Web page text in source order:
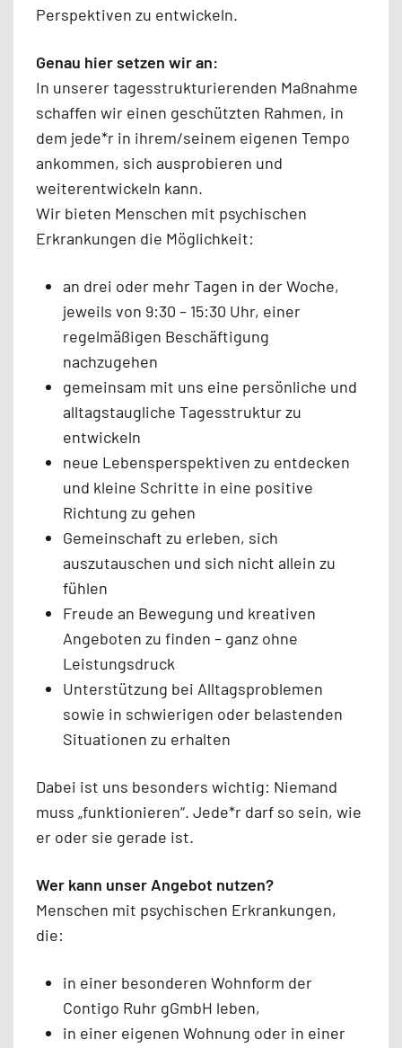
Perspektiven zu entwickeln.
Genau hier setzen wir an:
In unserer tagesstrukturierenden Maßnahme
schaffen wir einen geschützten Rahmen, in
dem jede*r in ihrem/seinem eigenen Tempo
ankommen, sich ausprobieren und
weiterentwickeln kann.
Wir bieten Menschen mit psychischen
Erkrankungen die Möglichkeit:
an drei oder mehr Tagen in der Woche,
jeweils von 9:30 – 15:30 Uhr, einer
regelmäßigen Beschäftigung
nachzugehen
gemeinsam mit uns eine persönliche und
alltagstaugliche Tagesstruktur zu
entwickeln
neue Lebensperspektiven zu entdecken
und kleine Schritte in eine positive
Richtung zu gehen
Gemeinschaft zu erleben, sich
auszutauschen und sich nicht allein zu
fühlen
Freude an Bewegung und kreativen
Angeboten zu finden – ganz ohne
Leistungsdruck
Unterstützung bei Alltagsproblemen
sowie in schwierigen oder belastenden
Situationen zu erhalten
Dabei ist uns besonders wichtig: Niemand
muss „funktionieren“. Jede*r darf so sein, wie
er oder sie gerade ist.
Wer kann unser Angebot nutzen?
Menschen mit psychischen Erkrankungen,
die:
in einer besonderen Wohnform der
Contigo Ruhr gGmbH leben,
in einer eigenen Wohnung oder in einer